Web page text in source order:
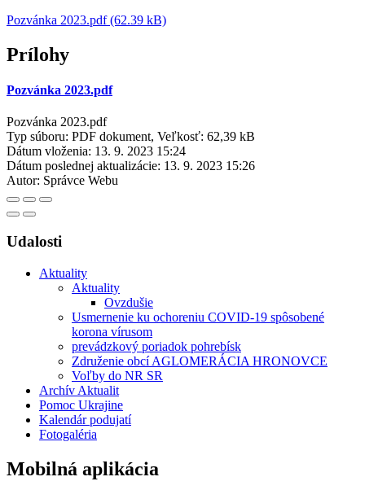
Pozvánka 2023.pdf (62.39 kB)
Prílohy
Pozvánka 2023.pdf
Pozvánka 2023.pdf
Typ súboru: PDF dokument, Veľkosť: 62,39 kB
Dátum vloženia: 13. 9. 2023 15:24
Dátum poslednej aktualizácie: 13. 9. 2023 15:26
Autor: Správce Webu
Udalosti
Aktuality
Aktuality
Ovzdušie
Usmernenie ku ochoreniu COVID-19 spôsobené
korona vírusom
prevádzkový poriadok pohrebísk
Združenie obcí AGLOMERÁCIA HRONOVCE
Voľby do NR SR
Archív Aktualit
Pomoc Ukrajine
Kalendár podujatí
Fotogaléria
Mobilná aplikácia